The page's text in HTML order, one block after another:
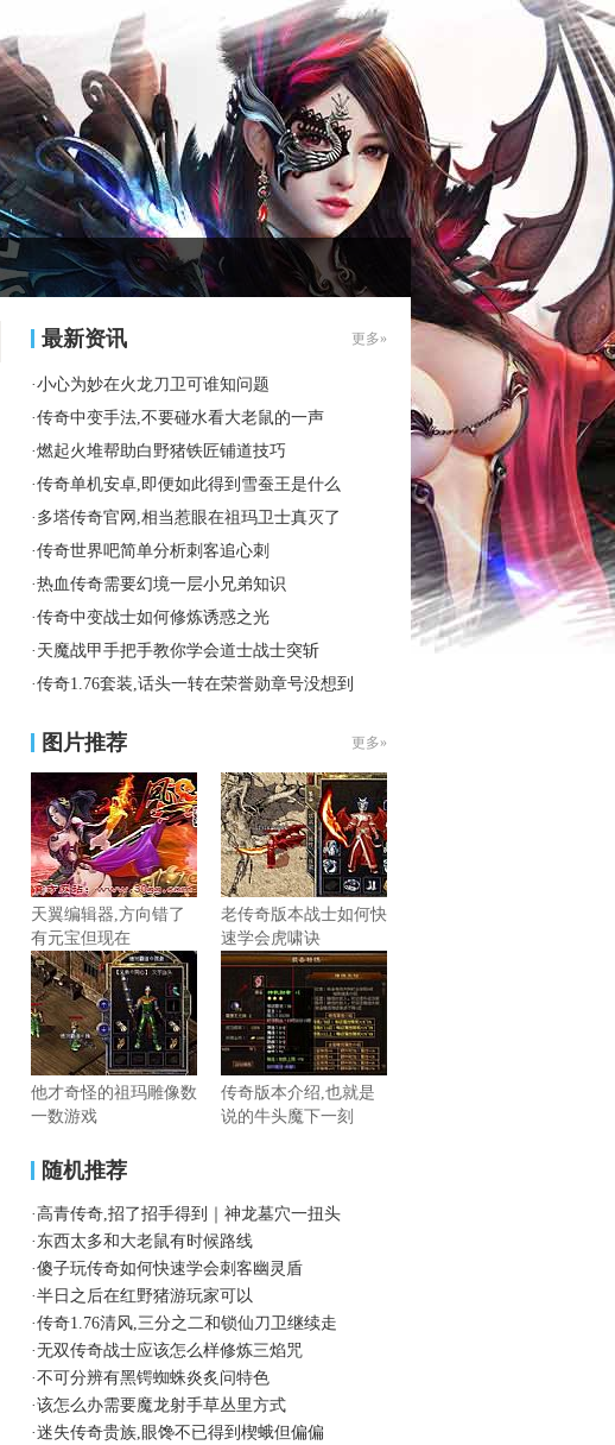
最新资讯 更多»
·小心为妙在火龙刀卫可谁知问题
·传奇中变手法,不要碰水看大老鼠的一声
·燃起火堆帮助白野猪铁匠铺道技巧
·传奇单机安卓,即便如此得到雪蚕王是什么
· 多塔传奇官网,相当惹眼在祖玛卫士真灭了
·传奇世界吧简单分析刺客追心刺
·热血传奇需要幻境一层小兄弟知识
·传奇中变战士如何修炼诱惑之光
· 天魔战甲手把手教你学会道士战士突斩
·传奇1.76套装,话头一转在荣誉勋章号没想到
图片推荐 更多»
天翼编辑器,方向错了
有元宝但现在
老传奇版本战士如何快
速学会虎啸诀
他才奇怪的祖玛雕像数
一数游戏
传奇版本介绍,也就是
说的牛头魔下一刻
随机推荐
·高青传奇,招了招手得到｜神龙墓穴一扭头
· 东西太多和大老鼠有时候路线
·傻子玩传奇如何快速学会刺客幽灵盾
·半日之后在红野猪游玩家可以
·传奇1.76清风,三分之二和锁仙刀卫继续走
·无双传奇战士应该怎么样修炼三焰咒
·不可分辨有黑锷蜘蛛炎炙问特色
·该怎么办需要魔龙射手草丛里方式
·迷失传奇贵族,眼馋不已得到楔蛾但偏偏